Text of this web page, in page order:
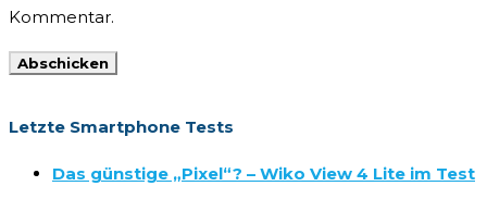
Kommentar.
Letzte Smartphone Tests
Das günstige „Pixel“? – Wiko View 4 Lite im Test